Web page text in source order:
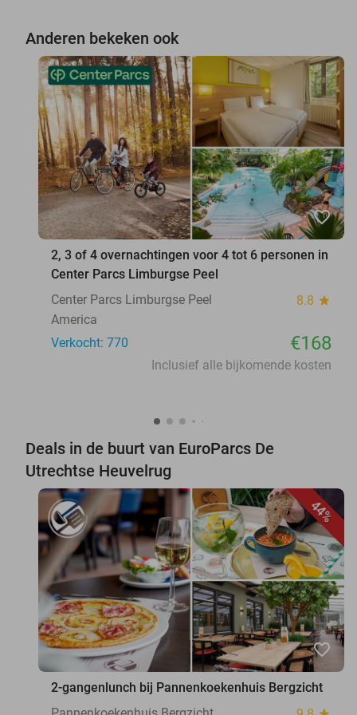
Anderen bekeken ook
favorite_border
2, 3 of 4 overnachtingen voor 4 tot 6 personen in
Center Parcs Limburgse Peel
Center Parcs Limburgse Peel
8.8 star
America
Verkocht: 770
€168
Inclusief alle bijkomende kosten
Deals in de buurt van EuroParcs De
Utrechtse Heuvelrug
44%
favorite_border
2-gangenlunch bij Pannenkoekenhuis Bergzicht